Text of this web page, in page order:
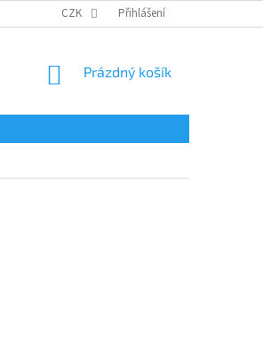
OBCHODNÍ PODMÍNKY OCHRANA OSOBNÍCH
CZK Přihlášení
NÁKUPNÍ
Prázdný košík